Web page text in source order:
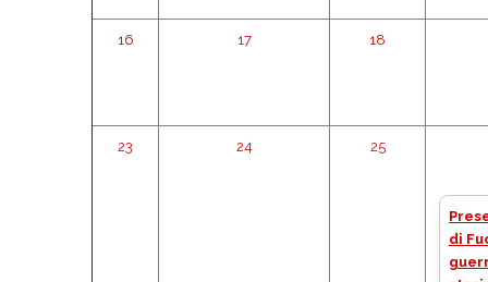
16 17 18
23 24 25
di